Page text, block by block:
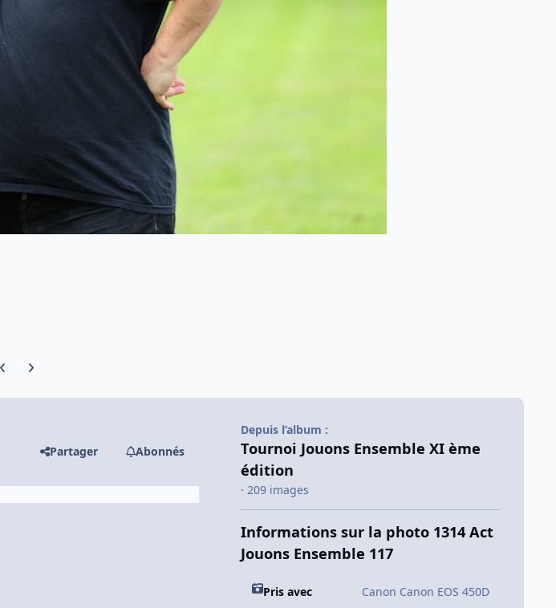
carousel slide
Next carousel slide
Partager Abonnés
Depuis l’album :
Tournoi Jouons Ensemble XI ème
édition
· 209 images
Informations sur la photo 1314 Act
Jouons Ensemble 117
Pris avec Canon Canon EOS 450D